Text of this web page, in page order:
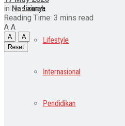
Lainnya
Lifestyle
Internasional
Pendidikan
in Nasional
Reading Time: 3 mins read
A A
A
A
Reset